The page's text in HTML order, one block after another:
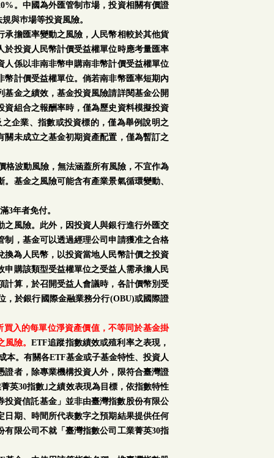
。中國為外匯管制市場，投資相關有價證
與巿場等投資風險。
擔匯率變動之風險，人民幣相較於其他貨
投資人民幣計價受益權單位時應考量匯率
係以非南非幣申購南非幣計價受益權單位
計價受益權單位。倘若南非幣匯率短期內
金之績效，基金投資風險請詳閱基金公開
組合之報酬率時，僅為歷史資料模擬投資
企業、指數或投資標的，僅為舉例說明之
未成立之基金初期資產配置，僅為暫訂之
格波動風險，無法涵蓋所有風險，不宜作為
基金之風險可能含有產業景氣循環變動、
3年者免付。
風險。此外，因投資人與銀行進行外匯交
，基金可以透過經理公司申請獲准之合格
為人民幣，以投資當地人民幣計價之投資
購該類型受益權單位之受益人需承擔人民
算，於召開受益人會議時，各計價幣別受
，於銀行國際金融業務分行(OBU)或國際證
入的每單位淨資產價值，不等同於基金掛
風險。ETF追蹤指數績效或殖利率之表現，
本。有關各ETF基金或子基金特性、投資人
者，除專業機構投資人外，限符合臺灣證
英30指數｣之績效表現為目標，依指數特性
資信託基金」並非由臺灣指數股份有限公
日期、時間所代表數字之預期結果提供任何
限公司不就「臺灣指數公司工業菁英30指